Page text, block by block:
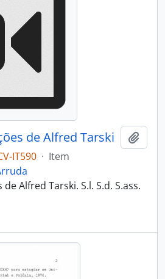
de Alfred Tarski
IT590 · Item
Alfred Tarski. S.l. S.d. S.ass.